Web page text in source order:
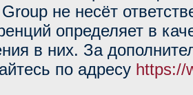
не несёт
определяет в
в них. За
по адресу https://